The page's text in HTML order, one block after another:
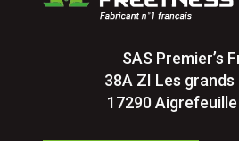
SAS Premier’s
38A ZI Les grands
17290 Aigrefeuille